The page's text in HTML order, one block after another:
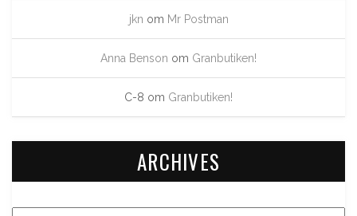
jkn om Mr Postman
Anna Benson om Granbutiken!
C-8 om Granbutiken!
ARCHIVES